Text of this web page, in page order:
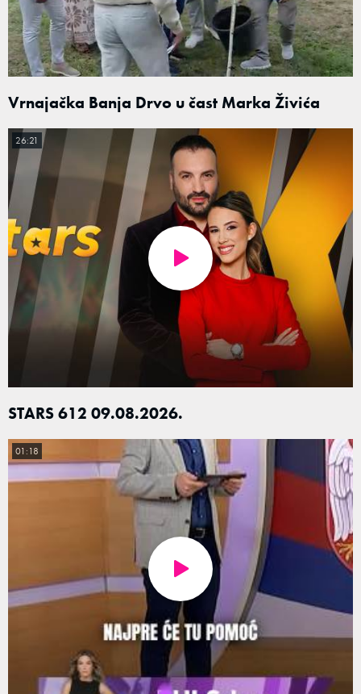
Vrnajačka Banja Drvo u čast Marka Živića
STARS 612 09.08.2026.
26:21
01:18